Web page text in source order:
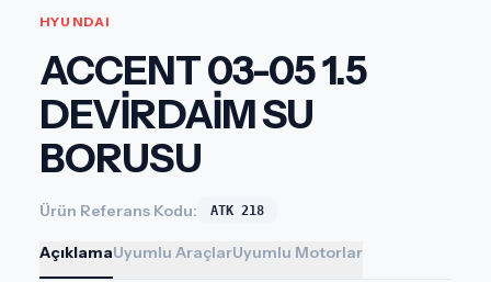
HYUNDAI
ACCENT 03-05 1.5
DEVİRDAİM SU
BORUSU
Ürün Referans Kodu: ATK 218
AçıklamaUyumlu AraçlarUyumlu Motorlar